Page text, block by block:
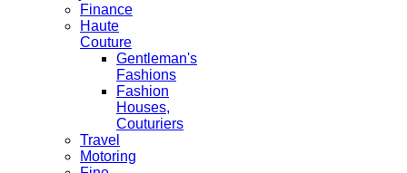
Finance
Haute
Couture
Gentleman's
Fashions
Fashion
Houses,
Couturiers
Travel
Motoring